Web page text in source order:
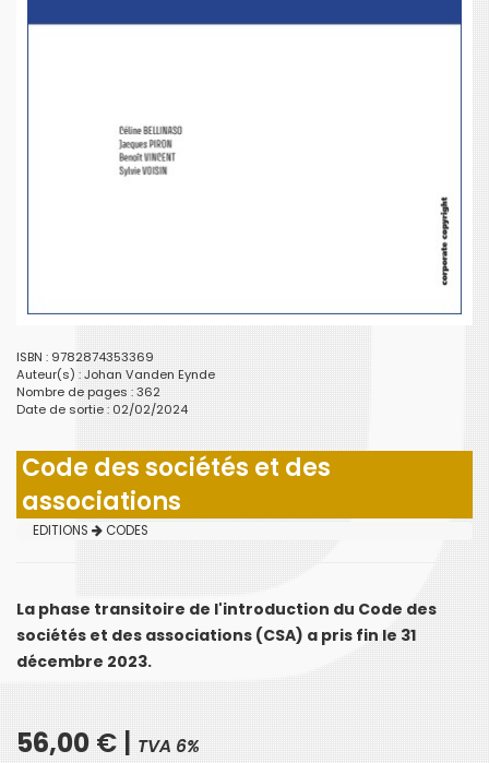
ISBN : 9782874353369
Auteur(s) :Johan Vanden Eynde
Nombre de pages : 362
Date de sortie : 02/02/2024
Code des sociétés et des
associations
EDITIONS CODES
La phase transitoire de l'introduction du Code des
sociétés et des associations (CSA) a pris fin le 31
décembre 2023.
56,00 € | TVA 6%